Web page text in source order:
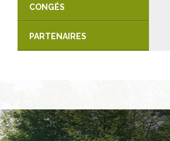
CONGÉS
PARTENAIRES